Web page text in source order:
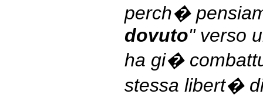
perch�
dovuto" verso
ha gi�
stessa libert�